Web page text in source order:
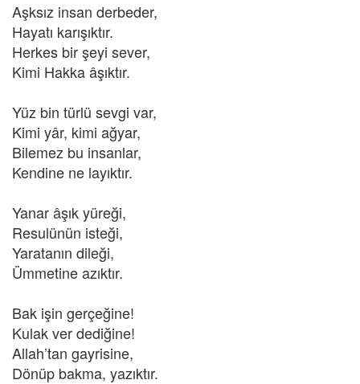
Aşksız insan derbeder,
Hayatı karışıktır.
Herkes bir şeyi sever,
Kimi Hakka âşıktır.
Yüz bin türlü sevgi var,
Kimi yâr, kimi ağyar,
Bilemez bu insanlar,
Kendine ne layıktır.
Yanar âşık yüreği,
Resulünün isteği,
Yaratanın dileği,
Ümmetine azıktır.
Bak işin gerçeğine!
Kulak ver dediğine!
Allah’tan gayrisine,
Dönüp bakma, yazıktır.